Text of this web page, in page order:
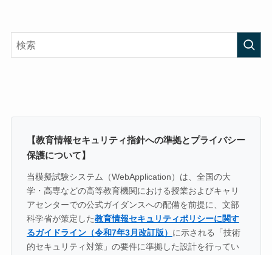
【教育情報セキュリティ指針への準拠とプライバシー
保護について】
当模擬試験システム（WebApplication）は、全国の大
学・高専などの高等教育機関における授業およびキャリ
アセンターでの公式ガイダンスへの配備を前提に、文部
科学省が策定した教育情報セキュリティポリシーに関す
るガイドライン（令和7年3月改訂版） に示される「技術
的セキュリティ対策」の要件に準拠した設計を行ってい